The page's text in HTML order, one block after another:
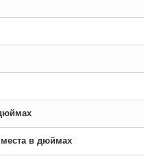
места в дюймах